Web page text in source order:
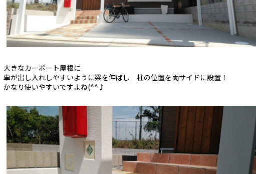
大きなカーポート屋根に
車が出し入れしやすいように梁を伸ばし 柱の位置を両サイドに設置！
かなり使いやすいですよね(^^♪